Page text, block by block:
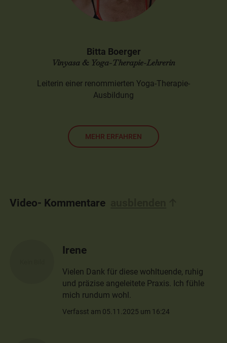
Bitta Boerger
Vinyasa & Yoga-Therapie-Lehrerin
Leiterin einer renommierten Yoga-Therapie-
Ausbildung
MEHR ERFAHREN
Video- Kommentare
Irene
Vielen Dank für diese wohltuende, ruhig
und präzise angeleitete Praxis. Ich fühle
mich rundum wohl.
Verfasst am 05.11.2025 um 16:24